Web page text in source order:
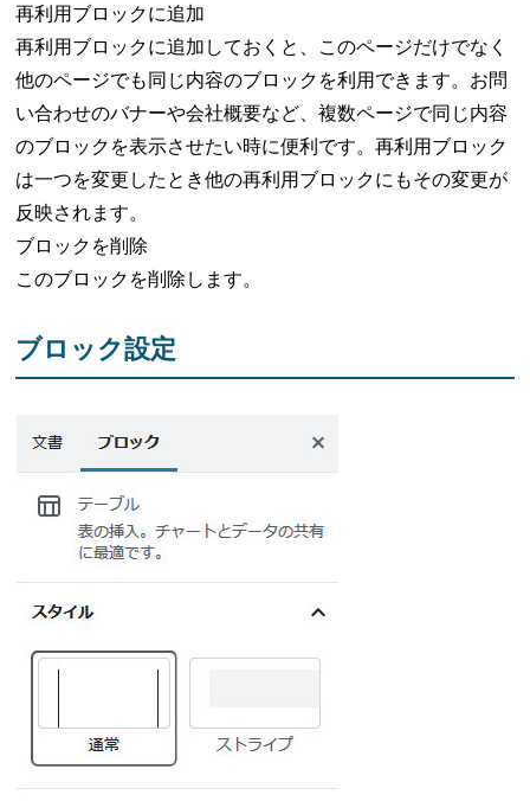
再利用ブロックに追加
再利用ブロックに追加しておくと、このページだけでなく
他のページでも同じ内容のブロックを利用できます。お問
い合わせのバナーや会社概要など、複数ページで同じ内容
のブロックを表示させたい時に便利です。再利用ブロック
は一つを変更したとき他の再利用ブロックにもその変更が
反映されます。
ブロックを削除
このブロックを削除します。
ブロック設定